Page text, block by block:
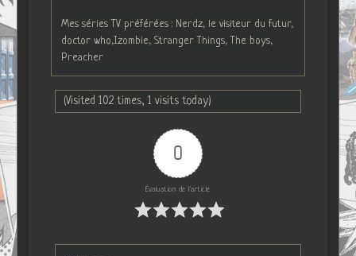
Mes séries TV préférées : Nerdz, le visiteur du futur,
doctor who,Izombie, Stranger Things, The boys,
Preacher
(Visited 102 times, 1 visits today)
0
Évaluation de l'article